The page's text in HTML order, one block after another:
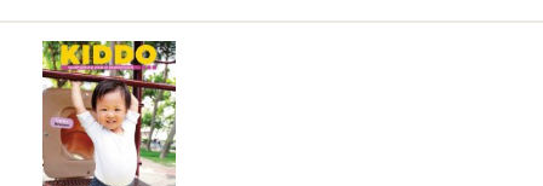
Siela Ardjosemito-Jethoe
René Arends
Chantal Ariens